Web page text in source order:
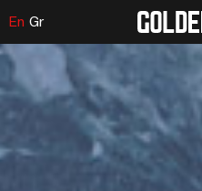
En Gr